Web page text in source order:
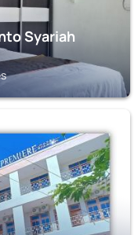
Syariah